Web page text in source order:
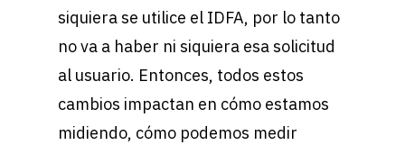
siquiera se utilice el IDFA, por lo tanto
no va a haber ni siquiera esa solicitud
al usuario. Entonces, todos estos
cambios impactan en cómo estamos
midiendo, cómo podemos medir